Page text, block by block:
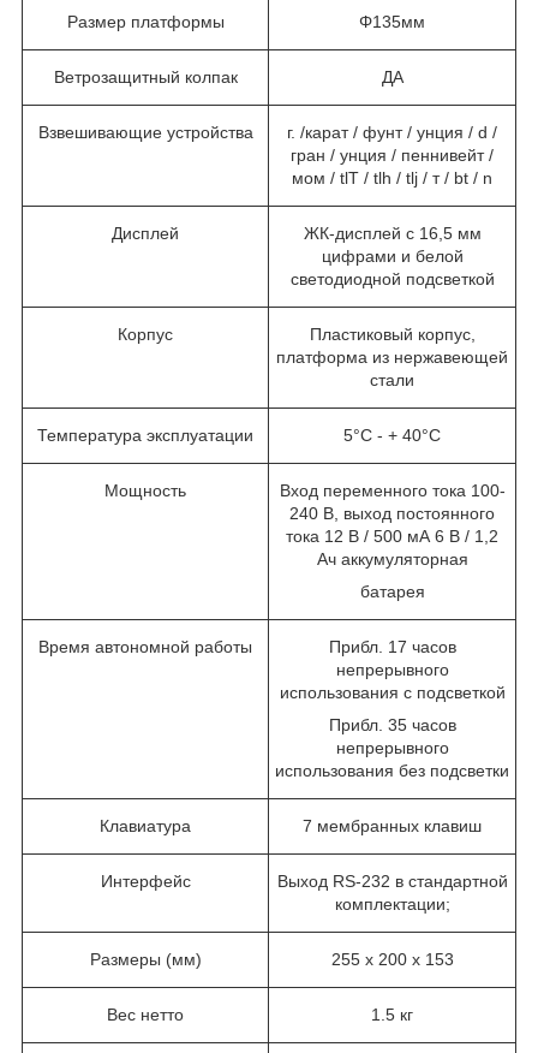
Размер платформы Φ135мм
Ветрозащитный колпак ДА
Взвешивающие устройства
г. /карат / фунт / унция / d /
гран / унция / пеннивейт /
мом / tlT / tlh / tlj / т / bt / n
Дисплей
ЖК-дисплей с 16,5 мм
цифрами и белой
светодиодной подсветкой
Корпус
Пластиковый корпус,
платформа из нержавеющей
стали
Температура эксплуатации 5°C - + 40°C
Мощность
Вход переменного тока 100-
240 В, выход постоянного
тока 12 В / 500 мА 6 В / 1,2
Ач аккумуляторная
батарея
Время автономной работы
Прибл. 17 часов
непрерывного
использования с подсветкой
Прибл. 35 часов
непрерывного
использования без подсветки
Клавиатура 7 мембранных клавиш
Интерфейс
Выход RS-232 в стандартной
комплектации;
Размеры (мм) 255 x 200 x 153
Вес нетто 1.5 кг